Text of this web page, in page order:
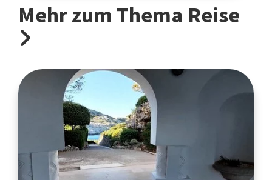
Mehr zum Thema Reise